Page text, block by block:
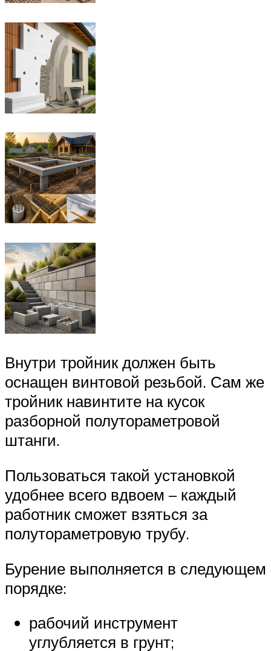
Внутри тройник должен быть
оснащен винтовой резьбой. Сам же
тройник навинтите на кусок
разборной полутораметровой
штанги.
Пользоваться такой установкой
удобнее всего вдвоем – каждый
работник сможет взяться за
полутораметровую трубу.
Бурение выполняется в следующем
порядке:
рабочий инструмент
углубляется в грунт;